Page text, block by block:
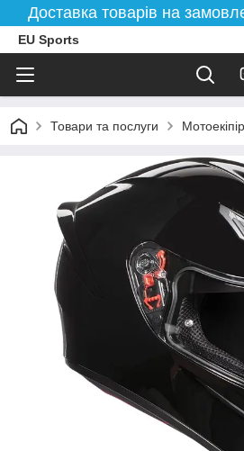
Доставка товарів на
EU Sports
Товари та послуги